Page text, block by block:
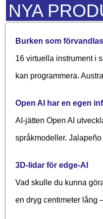
NYA
Burken som
16 virtuella instrument i
kan programmera.
Open AI har en egen
AI-jätten Open AI
språkmodeller. Jalapeño
3D-lidar för edge-AI
Vad skulle du kunna
en dryg centimeter lång